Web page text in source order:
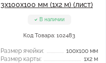
3x100x100 мм (1x2 м) (лист)
В наличии
Код Товара: 102483
Размер ячейки:
100x100 мм
Размер карты:
1x2 м